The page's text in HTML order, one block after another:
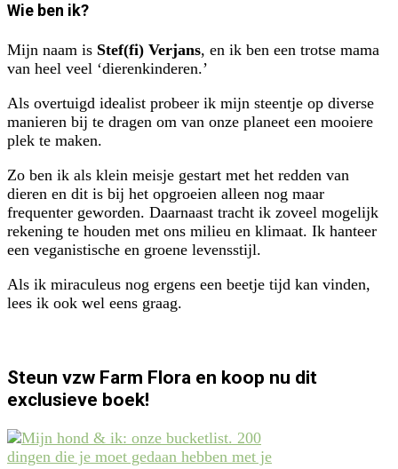
Wie ben ik?
Mijn naam is Stef(fi) Verjans, en ik ben een trotse mama
van heel veel ‘dierenkinderen.’
Als overtuigd idealist probeer ik mijn steentje op diverse
manieren bij te dragen om van onze planeet een mooiere
plek te maken.
Zo ben ik als klein meisje gestart met het redden van
dieren en dit is bij het opgroeien alleen nog maar
frequenter geworden. Daarnaast tracht ik zoveel mogelijk
rekening te houden met ons milieu en klimaat. Ik hanteer
een veganistische en groene levensstijl.
Als ik miraculeus nog ergens een beetje tijd kan vinden,
lees ik ook wel eens graag.
Steun vzw Farm Flora en koop nu dit
exclusieve boek!